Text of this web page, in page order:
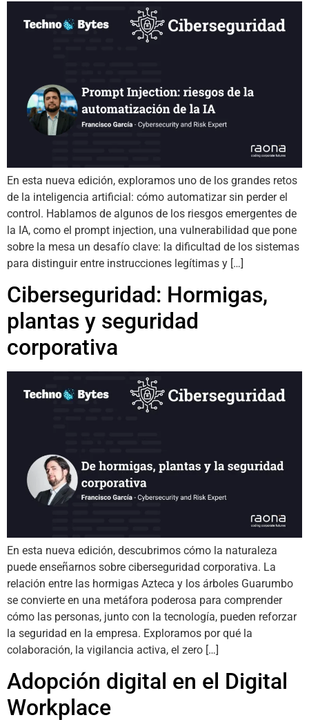
En esta nueva edición, exploramos uno de los grandes retos
de la inteligencia artificial: cómo automatizar sin perder el
control. Hablamos de algunos de los riesgos emergentes de
la IA, como el prompt injection, una vulnerabilidad que pone
sobre la mesa un desafío clave: la dificultad de los sistemas
para distinguir entre instrucciones legítimas y […]
Ciberseguridad: Hormigas,
plantas y seguridad
corporativa
En esta nueva edición, descubrimos cómo la naturaleza
puede enseñarnos sobre ciberseguridad corporativa. La
relación entre las hormigas Azteca y los árboles Guarumbo
se convierte en una metáfora poderosa para comprender
cómo las personas, junto con la tecnología, pueden reforzar
la seguridad en la empresa. Exploramos por qué la
colaboración, la vigilancia activa, el zero […]
Adopción digital en el Digital
Workplace